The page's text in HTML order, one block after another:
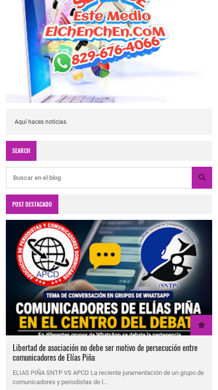
Aquí haces noticias.
SEARCH
POST DESTACADO
Libertad de asociación no debe ser motivo de persecución entre
comunicadores de Elías Piña
ELIAS PIÑA SNTP VS APCD La reciente juramentación de un grupo de
comunicadores y periodistas de l…